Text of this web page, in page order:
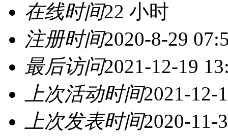
在线时间22 小时
注册时间2020-8-29
最后访问2021-12-19
上次活动时间2021-12-
上次发表时间2020-11-